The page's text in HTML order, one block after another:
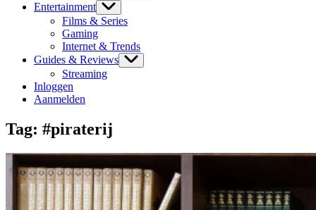
Entertainment
Films & Series
Gaming
Internet & Trends
Guides & Reviews
Streaming
Inloggen
Aanmelden
Tag: #piraterij